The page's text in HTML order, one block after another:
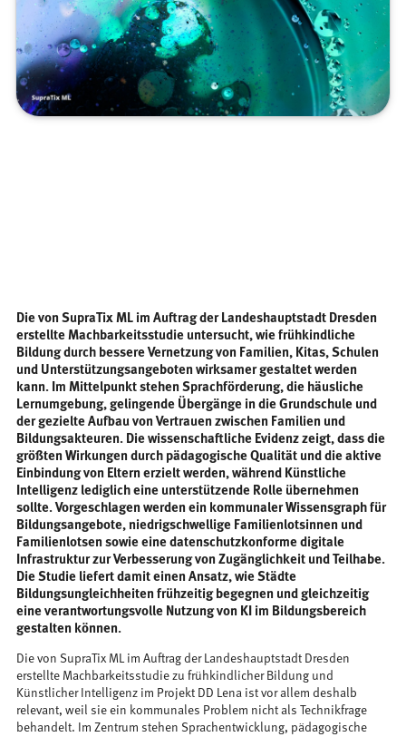
Die von SupraTix ML im Auftrag der Landeshauptstadt Dresden
erstellte Machbarkeitsstudie untersucht, wie frühkindliche
Bildung durch bessere Vernetzung von Familien, Kitas, Schulen
und Unterstützungsangeboten wirksamer gestaltet werden
kann. Im Mittelpunkt stehen Sprachförderung, die häusliche
Lernumgebung, gelingende Übergänge in die Grundschule und
der gezielte Aufbau von Vertrauen zwischen Familien und
Bildungsakteuren. Die wissenschaftliche Evidenz zeigt, dass die
größten Wirkungen durch pädagogische Qualität und die aktive
Einbindung von Eltern erzielt werden, während Künstliche
Intelligenz lediglich eine unterstützende Rolle übernehmen
sollte. Vorgeschlagen werden ein kommunaler Wissensgraph für
Bildungsangebote, niedrigschwellige Familienlotsinnen und
Familienlotsen sowie eine datenschutzkonforme digitale
Infrastruktur zur Verbesserung von Zugänglichkeit und Teilhabe.
Die Studie liefert damit einen Ansatz, wie Städte
Bildungsungleichheiten frühzeitig begegnen und gleichzeitig
eine verantwortungsvolle Nutzung von KI im Bildungsbereich
gestalten können.
Die von SupraTix ML im Auftrag der Landeshauptstadt Dresden
erstellte Machbarkeitsstudie zu frühkindlicher Bildung und
Künstlicher Intelligenz im Projekt DD Lena ist vor allem deshalb
relevant, weil sie ein kommunales Problem nicht als Technikfrage
behandelt. Im Zentrum stehen Sprachentwicklung, pädagogische